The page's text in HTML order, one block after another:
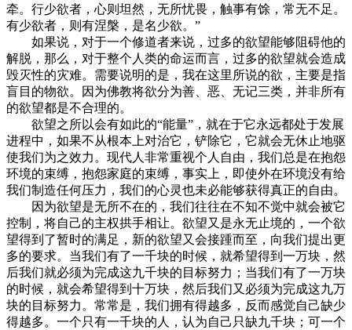
牵。行少欲者，心则坦然，无所忧畏，触事有馀，常无不足。
有少欲者，则有涅槃，是名少欲。”
如果说，对于一个修道者来说，过多的欲望能够阻碍他的
解脱，那么，对于整个人类的命运而言，过多的欲望就会造成
毁灭性的灾难。需要说明的是，我在这里所说的欲，主要是指
盲目的物欲。因为佛教将欲分为善、恶、无记三类，并非所有
的欲望都是不合理的。
欲望之所以会有如此的“能量”，就在于它永远都处于发展
进程中，如果不从根本上对治它，铲除它，它就会无休止地驱
使我们为之效力。现代人非常重视个人自由，我们总是在抱怨
环境的束缚，抱怨家庭的束缚，事实上，即使外在环境没有给
我们制造任何压力，我们的心灵也未必能够获得真正的自由。
因为欲望是无所不在的，我们往往在不知不觉中就会被它
控制，将自己的主权拱手相让。欲望又是永无止境的，一个欲
望得到了暂时的满足，新的欲望又会接踵而至，向我们提出更
多的要求。当我们有了一千块的时候，就希望得到一万块，然
后我们就必须为完成这九千块的目标努力；当我们有了一万块
的时候，就会希望得到十万块，然后我们又必须为完成这九万
块的目标努力。常常是，我们拥有得越多，反而感觉自己缺少
得越多。一个只有一千块的人，认为自己只缺九千块；可一个